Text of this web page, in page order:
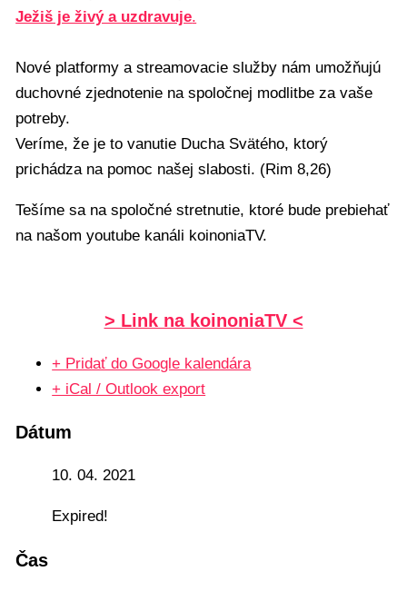
Ježiš je živý a uzdravuje.
Nové platformy a streamovacie služby nám umožňujú
duchovné zjednotenie na spoločnej modlitbe za vaše
potreby.
Veríme, že je to vanutie Ducha Svätého, ktorý
prichádza na pomoc našej slabosti. (Rim 8,26)
Tešíme sa na spoločné stretnutie, ktoré bude prebiehať
na našom youtube kanáli koinoniaTV.
> Link na koinoniaTV <
+ Pridať do Google kalendára
+ iCal / Outlook export
Dátum
10. 04. 2021
Expired!
Čas